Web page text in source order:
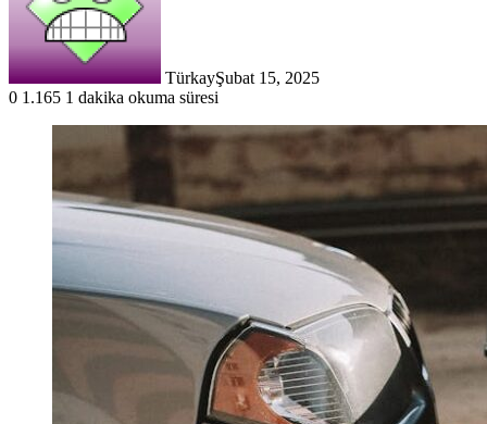
TürkayŞubat 15, 2025
0 1.165 1 dakika okuma süresi